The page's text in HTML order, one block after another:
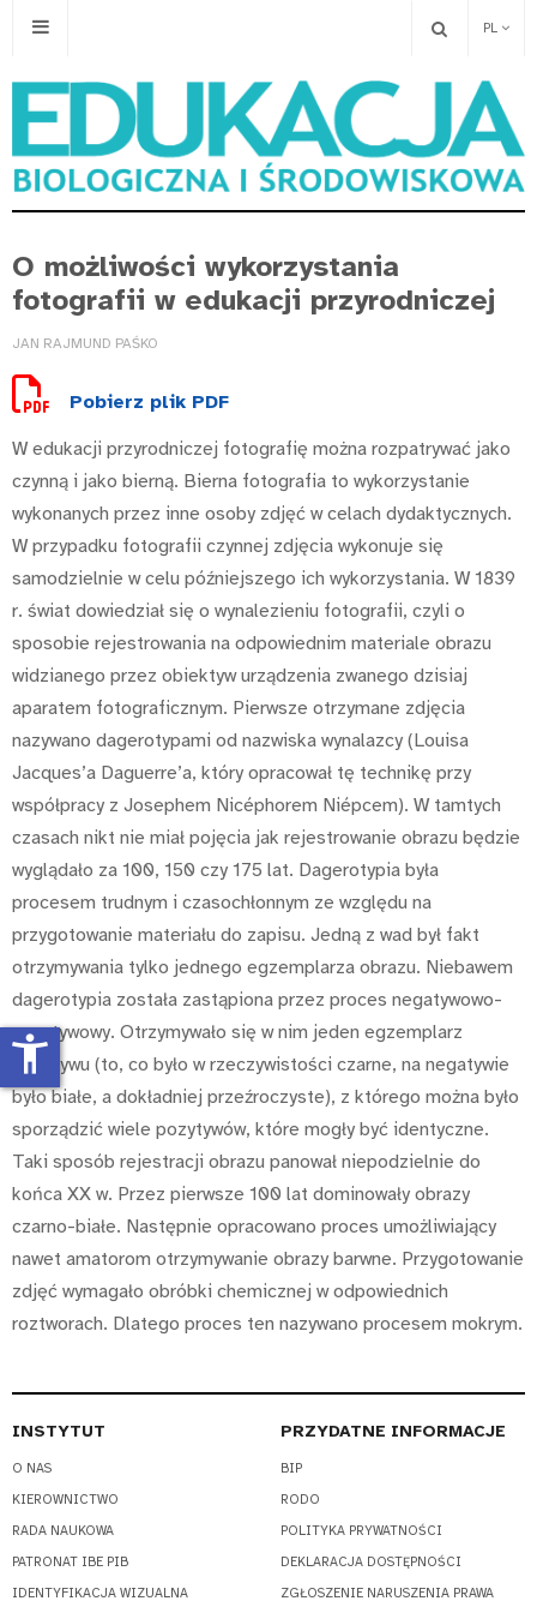
PL
O możliwości wykorzystania
fotografii w edukacji przyrodniczej
JAN RAJMUND PAŚKO
Pobierz plik PDF
W edukacji przyrodniczej fotografię można rozpatrywać jako
czynną i jako bierną. Bierna fotografia to wykorzystanie
wykonanych przez inne osoby zdjęć w celach dydaktycznych.
W przypadku fotografii czynnej zdjęcia wykonuje się
samodzielnie w celu późniejszego ich wykorzystania. W 1839
r. świat dowiedział się o wynalezieniu fotografii, czyli o
sposobie rejestrowania na odpowiednim materiale obrazu
widzianego przez obiektyw urządzenia zwanego dzisiaj
aparatem fotograficznym. Pierwsze otrzymane zdjęcia
nazywano dagerotypami od nazwiska wynalazcy (Louisa
Jacques’a Daguerre’a, który opracował tę technikę przy
współpracy z Josephem Nicéphorem Niépcem). W tamtych
czasach nikt nie miał pojęcia jak rejestrowanie obrazu będzie
wyglądało za 100, 150 czy 175 lat. Dagerotypia była
procesem trudnym i czasochłonnym ze względu na
przygotowanie materiału do zapisu. Jedną z wad był fakt
otrzymywania tylko jednego egzemplarza obrazu. Niebawem
dagerotypia została zastąpiona przez proces negatywowo-
pozytywowy. Otrzymywało się w nim jeden egzemplarz
negatywu (to, co było w rzeczywistości czarne, na negatywie
było białe, a dokładniej przeźroczyste), z którego można było
sporządzić wiele pozytywów, które mogły być identyczne.
Taki sposób rejestracji obrazu panował niepodzielnie do
końca XX w. Przez pierwsze 100 lat dominowały obrazy
czarno-białe. Następnie opracowano proces umożliwiający
nawet amatorom otrzymywanie obrazy barwne. Przygotowanie
zdjęć wymagało obróbki chemicznej w odpowiednich
roztworach. Dlatego proces ten nazywano procesem mokrym.
INSTYTUT
O NAS
KIEROWNICTWO
RADA NAUKOWA
PATRONAT IBE PIB
IDENTYFIKACJA WIZUALNA
PRZYDATNE INFORMACJE
BIP
RODO
POLITYKA PRYWATNOŚCI
DEKLARACJA DOSTĘPNOŚCI
ZGŁOSZENIE NARUSZENIA PRAWA
accessibility_new